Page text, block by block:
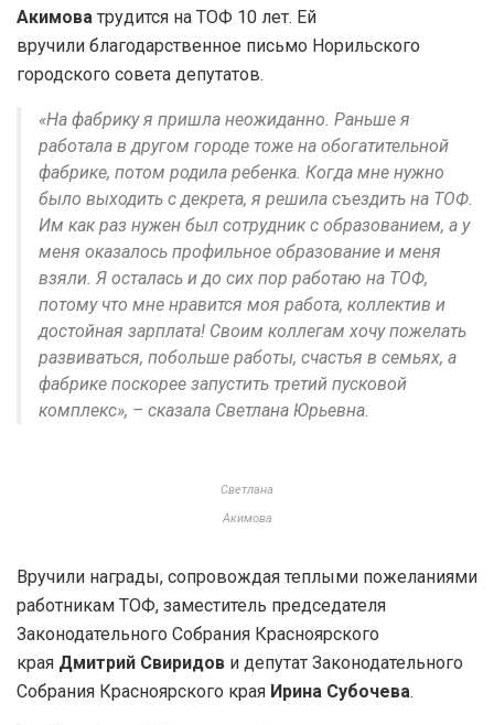
Акимова трудится на ТОФ 10 лет. Ей
вручили благодарственное письмо Норильского
городского совета депутатов.
«На фабрику я пришла неожиданно. Раньше я
работала в другом городе тоже на обогатительной
фабрике, потом родила ребенка. Когда мне нужно
было выходить с декрета, я решила съездить на ТОФ.
Им как раз нужен был сотрудник с образованием, а у
меня оказалось профильное образование и меня
взяли. Я осталась и до сих пор работаю на ТОФ,
потому что мне нравится моя работа, коллектив и
достойная зарплата! Своим коллегам хочу пожелать
развиваться, побольше работы, счастья в семьях, а
фабрике поскорее запустить третий пусковой
комплекс», – сказала Светлана Юрьевна.
Светлана
Акимова
Вручили награды, сопровождая теплыми пожеланиями
работникам ТОФ, заместитель председателя
Законодательного Собрания Красноярского
края Дмитрий Свиридов и депутат Законодательного
Собрания Красноярского края Ирина Субочева.